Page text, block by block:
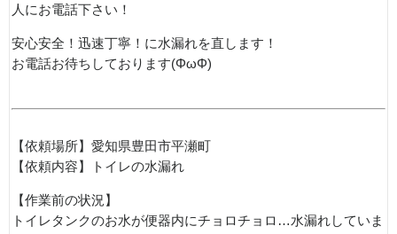
人にお電話下さい！
安心安全！迅速丁寧！に水漏れを直します！
お電話お待ちしております(ΦωΦ)
【依頼場所】愛知県豊田市平瀬町
【依頼内容】トイレの水漏れ
【作業前の状況】
トイレタンクのお水が便器内にチョロチョロ…水漏れしていま